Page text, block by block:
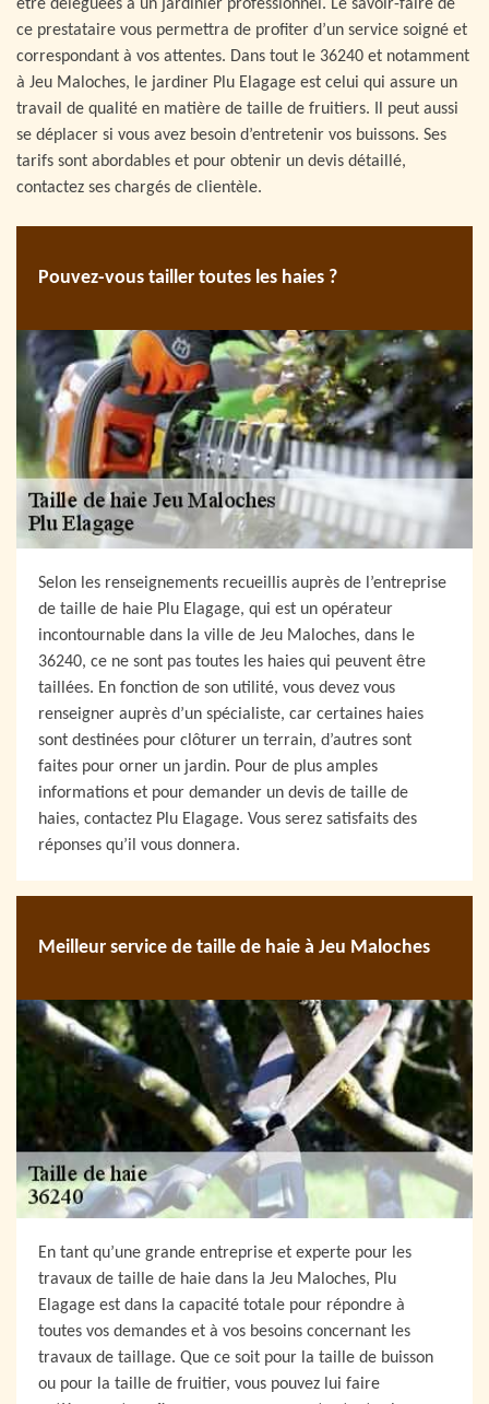
être déléguées à un jardinier professionnel. Le savoir-faire de
ce prestataire vous permettra de profiter d’un service soigné et
correspondant à vos attentes. Dans tout le 36240 et notamment
à Jeu Maloches, le jardiner Plu Elagage est celui qui assure un
travail de qualité en matière de taille de fruitiers. Il peut aussi
se déplacer si vous avez besoin d’entretenir vos buissons. Ses
tarifs sont abordables et pour obtenir un devis détaillé,
contactez ses chargés de clientèle.
Pouvez-vous tailler toutes les haies ?
Selon les renseignements recueillis auprès de l’entreprise
de taille de haie Plu Elagage, qui est un opérateur
incontournable dans la ville de Jeu Maloches, dans le
36240, ce ne sont pas toutes les haies qui peuvent être
taillées. En fonction de son utilité, vous devez vous
renseigner auprès d’un spécialiste, car certaines haies
sont destinées pour clôturer un terrain, d’autres sont
faites pour orner un jardin. Pour de plus amples
informations et pour demander un devis de taille de
haies, contactez Plu Elagage. Vous serez satisfaits des
réponses qu’il vous donnera.
Meilleur service de taille de haie à Jeu Maloches
En tant qu’une grande entreprise et experte pour les
travaux de taille de haie dans la Jeu Maloches, Plu
Elagage est dans la capacité totale pour répondre à
toutes vos demandes et à vos besoins concernant les
travaux de taillage. Que ce soit pour la taille de buisson
ou pour la taille de fruitier, vous pouvez lui faire